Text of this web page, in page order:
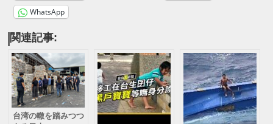
WhatsApp
関連記事:
台湾の轍を踏みつつ